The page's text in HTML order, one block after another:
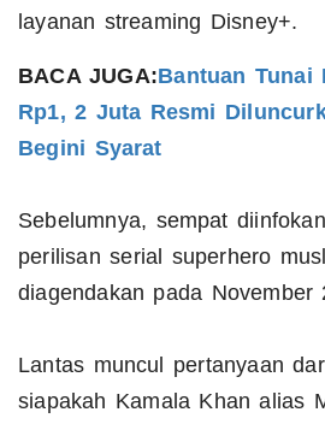
layanan streaming Disney+.
BACA JUGA:Bantuan Tunai
Rp1, 2 Juta Resmi
Begini Syarat
Sebelumnya, sempat
perilisan serial superhero
diagendakan pada November
Lantas muncul pertanyaan
siapakah Kamala Khan alias